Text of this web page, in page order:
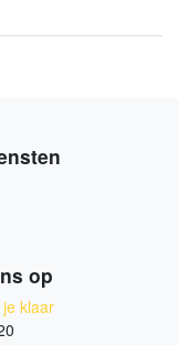
op
klaar